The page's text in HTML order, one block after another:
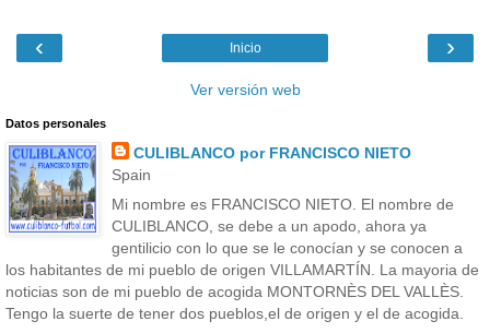
‹ ›
Inicio
Ver versión web
Datos personales
CULIBLANCO por FRANCISCO NIETO
Spain
Mi nombre es FRANCISCO NIETO. El nombre de
CULIBLANCO, se debe a un apodo, ahora ya
gentilicio con lo que se le conocían y se conocen a
los habitantes de mi pueblo de origen VILLAMARTÍN. La mayoria de
noticias son de mi pueblo de acogida MONTORNÈS DEL VALLÈS.
Tengo la suerte de tener dos pueblos,el de origen y el de acogida.